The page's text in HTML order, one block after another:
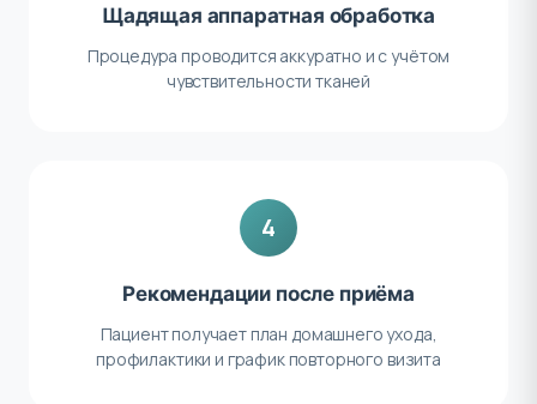
Щадящая аппаратная обработка
Процедура проводится аккуратно и с учётом
чувствительности тканей
4
Рекомендации после приёма
Пациент получает план домашнего ухода,
профилактики и график повторного визита